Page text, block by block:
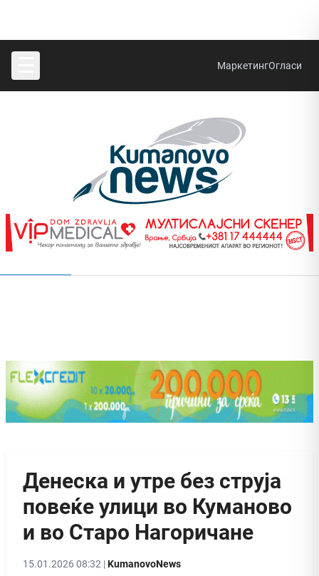
МаркетингОгласи
Денеска и утре без струја
повеќе улици во Куманово
и во Старо Нагоричане
15.01.2026 08:32 |KumanovoNews